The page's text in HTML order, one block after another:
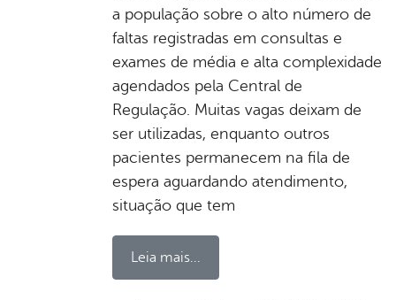
a população sobre o alto número de
faltas registradas em consultas e
exames de média e alta complexidade
agendados pela Central de
Regulação. Muitas vagas deixam de
ser utilizadas, enquanto outros
pacientes permanecem na fila de
espera aguardando atendimento,
situação que tem
Leia mais...